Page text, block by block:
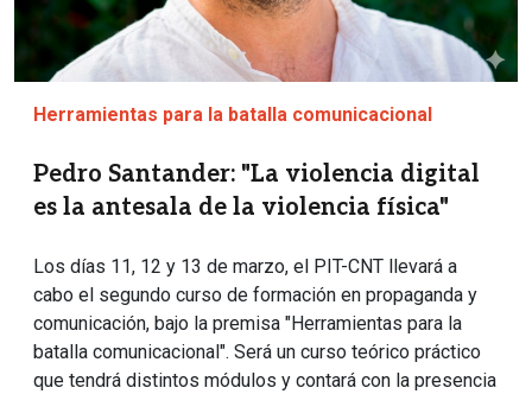
Herramientas para la batalla comunicacional
Pedro Santander: "La violencia digital
es la antesala de la violencia física"
Los días 11, 12 y 13 de marzo, el PIT-CNT llevará a
cabo el segundo curso de formación en propaganda y
comunicación, bajo la premisa "Herramientas para la
batalla comunicacional". Será un curso teórico práctico
que tendrá distintos módulos y contará con la presencia